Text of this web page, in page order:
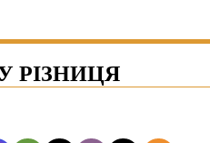
РІЗНИЦЯ